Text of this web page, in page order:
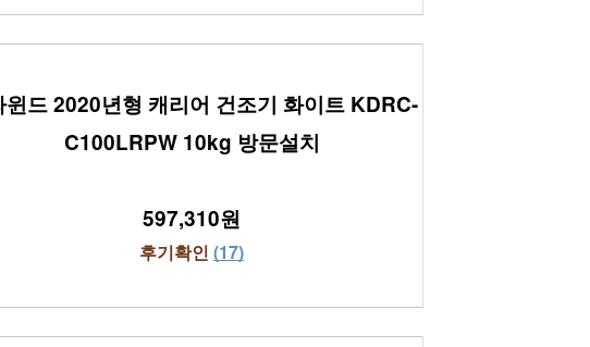
윈드 2020년형 캐리어 건조기 화이트 KDRC-
C100LRPW 10kg 방문설치
597,310원
후기확인 (17)